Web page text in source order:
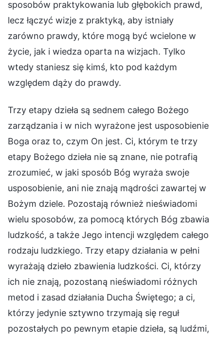
sposobów praktykowania lub głębokich prawd,
lecz łączyć wizje z praktyką, aby istniały
zarówno prawdy, które mogą być wcielone w
życie, jak i wiedza oparta na wizjach. Tylko
wtedy staniesz się kimś, kto pod każdym
względem dąży do prawdy.
Trzy etapy dzieła są sednem całego Bożego
zarządzania i w nich wyrażone jest usposobienie
Boga oraz to, czym On jest. Ci, którym te trzy
etapy Bożego dzieła nie są znane, nie potrafią
zrozumieć, w jaki sposób Bóg wyraża swoje
usposobienie, ani nie znają mądrości zawartej w
Bożym dziele. Pozostają również nieświadomi
wielu sposobów, za pomocą których Bóg zbawia
ludzkość, a także Jego intencji względem całego
rodzaju ludzkiego. Trzy etapy działania w pełni
wyrażają dzieło zbawienia ludzkości. Ci, którzy
ich nie znają, pozostaną nieświadomi różnych
metod i zasad działania Ducha Świętego; a ci,
którzy jedynie sztywno trzymają się reguł
pozostałych po pewnym etapie dzieła, są ludźmi,